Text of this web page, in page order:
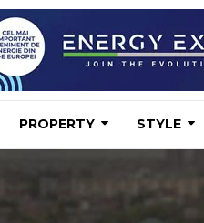
PROPERTY STYLE